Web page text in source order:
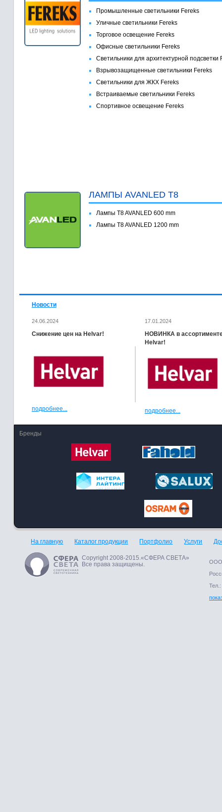
Промышленные светильники Fereks
Уличные светильники Fereks
Торговое освещение Fereks
Офисные светильники Fereks
Светильники для архитектурной подсветки
Взрывозащищенные светильники Fereks
Светильники для ЖКХ Fereks
Встраиваемые светильники Fereks
Спортивное освещение Fereks
ЛАМПЫ AVANLED T8
Лампы T8 AVANLED 600 mm
Лампы T8 AVANLED 1200 mm
Новости
24.06.2024
Снижение цен на Helvar!
подробнее...
17.01.2024
НОВИНКА в
Helvar!
подробнее...
Бренды
На главную Каталог продукции Портфолио Услуги
Copyright 2008-2015.«СФЕРА СВЕТА»
Все права защищены.
ООО